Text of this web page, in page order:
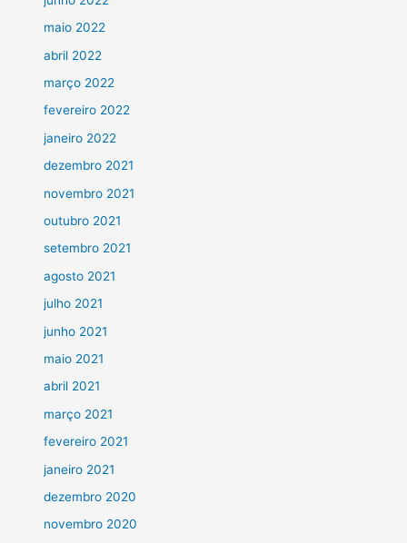
maio 2022
abril 2022
março 2022
fevereiro 2022
janeiro 2022
dezembro 2021
novembro 2021
outubro 2021
setembro 2021
agosto 2021
julho 2021
junho 2021
maio 2021
abril 2021
março 2021
fevereiro 2021
janeiro 2021
dezembro 2020
novembro 2020